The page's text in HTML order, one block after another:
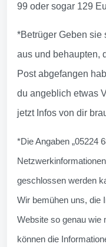
99 oder sogar 129
*Betrüger Geben sie
aus und behaupten,
Post abgefangen
du angeblich etwas
jetzt Infos von dir
*Die Angaben „05224
geschlossen werden
Wir bemühen uns, die
Website so genau wie
können die